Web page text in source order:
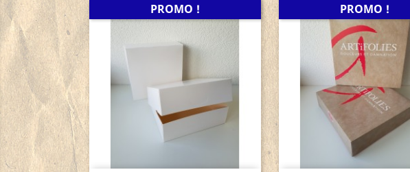
PROMO ! PROMO !